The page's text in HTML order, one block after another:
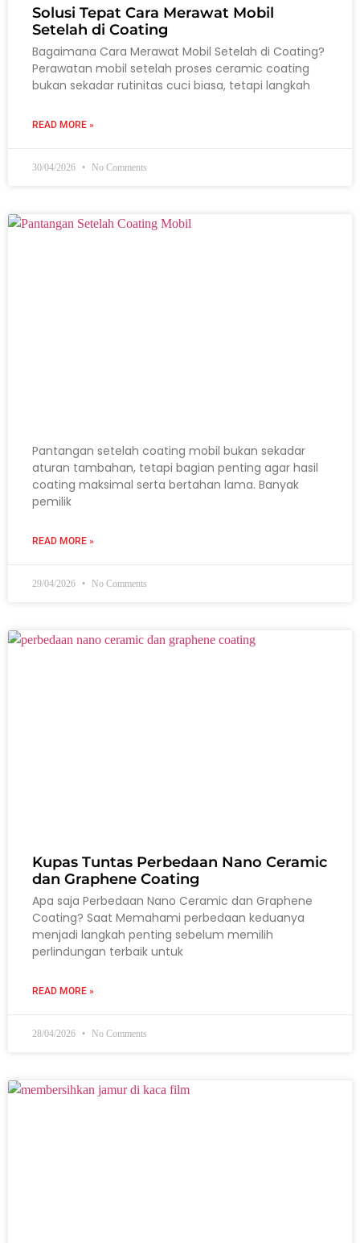
Solusi Tepat Cara Merawat Mobil
Setelah di Coating
Bagaimana Cara Merawat Mobil Setelah di Coating?
Perawatan mobil setelah proses ceramic coating
bukan sekadar rutinitas cuci biasa, tetapi langkah
READ MORE »
30/04/2026 No Comments
Pantangan setelah coating mobil bukan sekadar
aturan tambahan, tetapi bagian penting agar hasil
coating maksimal serta bertahan lama. Banyak
pemilik
READ MORE »
29/04/2026 No Comments
Kupas Tuntas Perbedaan Nano Ceramic
dan Graphene Coating
Apa saja Perbedaan Nano Ceramic dan Graphene
Coating? Saat Memahami perbedaan keduanya
menjadi langkah penting sebelum memilih
perlindungan terbaik untuk
READ MORE »
28/04/2026 No Comments